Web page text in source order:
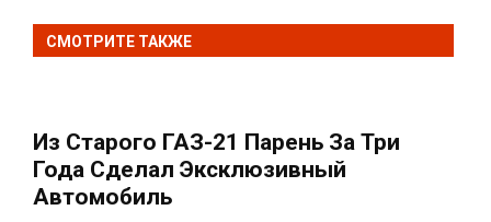
СМОТРИТЕ ТАКЖЕ
Из Старого ГАЗ-21 Парень За Три
Года Сделал Эксклюзивный
Автомобиль